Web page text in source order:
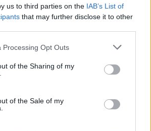
us to third parties on the IAB’s List of
that may further disclose it to other
Processing Opt Outs
of the Sharing of my
of the Sale of my
από 4.000 τα επιβεβαιωμένα